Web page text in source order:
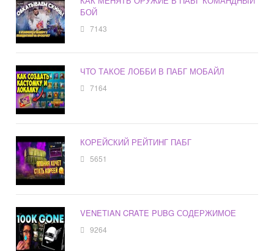
БОЙ
7143
ЧТО ТАКОЕ ЛОББИ В ПАБГ МОБАЙЛ
7164
КОРЕЙСКИЙ РЕЙТИНГ ПАБГ
5651
VENETIAN CRATE PUBG СОДЕРЖИМОЕ
9264